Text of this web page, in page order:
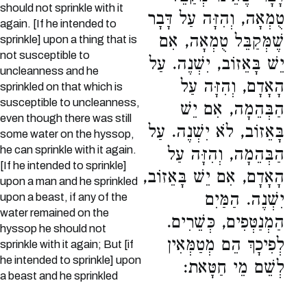
should not sprinkle with it
again. [If he intended to
sprinkle] upon a thing that is
not susceptible to
uncleanness and he
sprinkled on that which is
susceptible to uncleanness,
even though there was still
some water on the hyssop,
he can sprinkle with it again.
[If he intended to sprinkle]
upon a man and he sprinkled
upon a beast, if any of the
water remained on the
hyssop he should not
sprinkle with it again; But [if
he intended to sprinkle] upon
a beast and he sprinkled
טֻמְאָה, וְהִזָּה עַל דָּבָר
שֶׁמְּקַבֵּל טֻמְאָה, אִם
יֵשׁ בָּאֵזוֹב, יִשְׁנֶה. עַל
הָאָדָם, וְהִזָּה עַל
הַבְּהֵמָה, אִם יֵשׁ
בָּאֵזוֹב, לֹא יִשְׁנֶה. עַל
הַבְּהֵמָה, וְהִזָּה עַל
הָאָדָם, אִם יֵשׁ בָּאֵזוֹב,
יִשְׁנֶה. הַמַּיִם
הַמְנַטְּפִים, כְּשֵׁרִים.
לְפִיכָךְ הֵם מְטַמְּאִין
לְשֵׁם מֵי חַטָּאת: